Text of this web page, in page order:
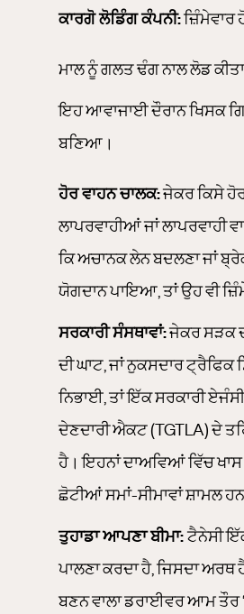
ਕਾਰਗੋ ਲੋਡਿੰਗ ਕੰਪਨੀ:ਜ਼ਿੰਮੇਵਾਰ
ਮਾਲ ਨੂੰ ਗਲਤ ਢੰਗ ਨਾਲ ਲੋਡ
ਇਹ ਆਵਾਜਾਈ ਦੌਰਾਨ ਖਿਸਕ
ਬਣਿਆ।
ਹੋਰ ਵਾਹਨ ਚਾਲਕ:ਜੇਕਰ ਕਿਸੇ
ਲਾਪਰਵਾਹੀਆਂ ਜਾਂ ਲਾਪਰਵਾਹੀ
ਕਿ ਅਚਾਨਕ ਲੇਨ ਬਦਲਣਾ ਜਾਂ
ਯੋਗਦਾਨ ਪਾਇਆ, ਤਾਂ ਉਹ ਵੀ
ਸਰਕਾਰੀ ਸੰਸਥਾਵਾਂ:ਜੇਕਰ ਸੜਕ
ਦੀ ਘਾਟ, ਜਾਂ ਨੁਕਸਦਾਰ ਟ੍ਰੈਫਿਕ
ਨਿਭਾਈ, ਤਾਂ ਇੱਕ ਸਰਕਾਰੀ
ਦੇਣਦਾਰੀ ਐਕਟ (TGTLA) ਦੇ
ਹੈ। ਇਹਨਾਂ ਦਾਅਵਿਆਂ ਵਿੱਚ
ਛੋਟੀਆਂ ਸਮਾਂ-ਸੀਮਾਵਾਂ ਸ਼ਾਮਲ
ਤੁਹਾਡਾ ਆਪਣਾ ਬੀਮਾ: ਟੈਨੇਸੀ
ਪਾਲਣਾ ਕਰਦਾ ਹੈ, ਜਿਸਦਾ ਅਰਥ
ਬਣਨ ਵਾਲਾ ਡਰਾਈਵਰ ਆਮ ਤੌਰ